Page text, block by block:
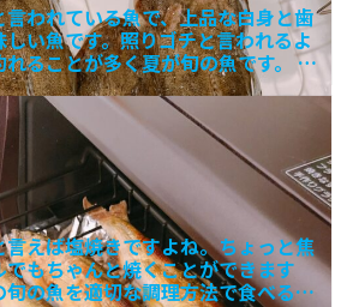
われている魚で、上品な白身と歯
い魚です。照りゴチと言われるよ
ることが多く夏が旬の魚です。 サ
えば塩焼きですよね。ちょっと焦
もちゃんと焼くことができます
の魚を適切な調理方法で食べるの